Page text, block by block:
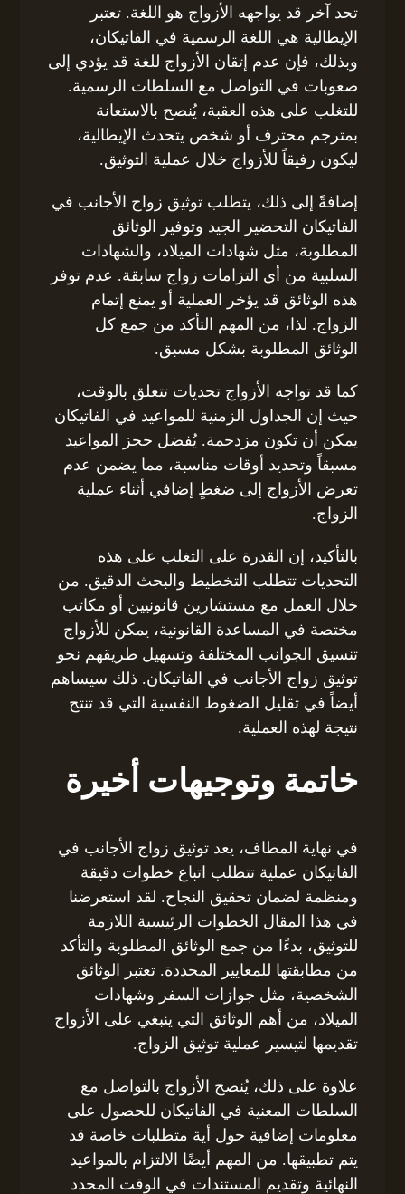
تحد آخر قد يواجهه الأزواج هو اللغة. تعتبر
الإيطالية هي اللغة الرسمية في الفاتيكان،
وبذلك، فإن عدم إتقان الأزواج للغة قد يؤدي إلى
صعوبات في التواصل مع السلطات الرسمية.
للتغلب على هذه العقبة، يُنصح بالاستعانة
بمترجم محترف أو شخص يتحدث الإيطالية،
ليكون رفيقاً للأزواج خلال عملية التوثيق.
إضافةً إلى ذلك، يتطلب توثيق زواج الأجانب في
الفاتيكان التحضير الجيد وتوفير الوثائق
المطلوبة، مثل شهادات الميلاد، والشهادات
السلبية من أي التزامات زواج سابقة. عدم توفر
هذه الوثائق قد يؤخر العملية أو يمنع إتمام
الزواج. لذا، من المهم التأكد من جمع كل
الوثائق المطلوبة بشكل مسبق.
كما قد تواجه الأزواج تحديات تتعلق بالوقت،
حيث إن الجداول الزمنية للمواعيد في الفاتيكان
يمكن أن تكون مزدحمة. يُفضل حجز المواعيد
مسبقاً وتحديد أوقات مناسبة، مما يضمن عدم
تعرض الأزواج إلى ضغطٍ إضافي أثناء عملية
الزواج.
بالتأكيد، إن القدرة على التغلب على هذه
التحديات تتطلب التخطيط والبحث الدقيق. من
خلال العمل مع مستشارين قانونيين أو مكاتب
مختصة في المساعدة القانونية، يمكن للأزواج
تنسيق الجوانب المختلفة وتسهيل طريقهم نحو
توثيق زواج الأجانب في الفاتيكان. ذلك سيساهم
أيضاً في تقليل الضغوط النفسية التي قد تنتج
نتيجة لهذه العملية.
خاتمة وتوجيهات أخيرة
في نهاية المطاف، يعد توثيق زواج الأجانب في
الفاتيكان عملية تتطلب اتباع خطوات دقيقة
ومنظمة لضمان تحقيق النجاح. لقد استعرضنا
في هذا المقال الخطوات الرئيسية اللازمة
للتوثيق، بدءًا من جمع الوثائق المطلوبة والتأكد
من مطابقتها للمعايير المحددة. تعتبر الوثائق
الشخصية، مثل جوازات السفر وشهادات
الميلاد، من أهم الوثائق التي ينبغي على الأزواج
تقديمها لتيسير عملية توثيق الزواج.
علاوة على ذلك، يُنصح الأزواج بالتواصل مع
السلطات المعنية في الفاتيكان للحصول على
معلومات إضافية حول أية متطلبات خاصة قد
يتم تطبيقها. من المهم أيضًا الالتزام بالمواعيد
النهائية وتقديم المستندات في الوقت المحدد